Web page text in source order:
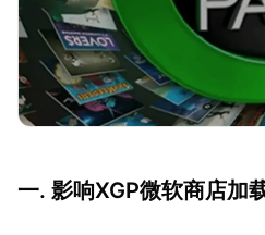
一. 影响XGP微软商店加